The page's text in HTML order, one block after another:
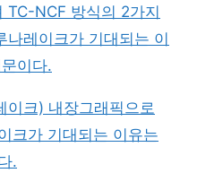
TC-NCF 방식의 2가지
나레이크가 기대되는 이
이다.
이크) 내장그래픽으로
크가 기대되는 이유는
.